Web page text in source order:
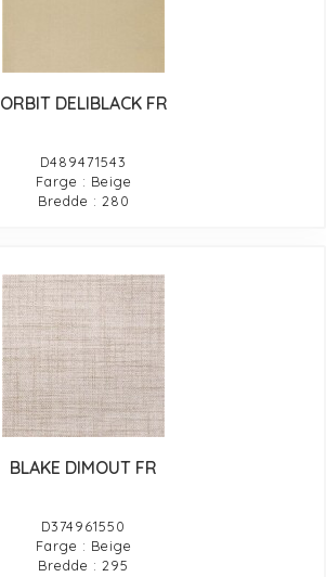
ORBIT DELIBLACK FR
D489471543
Farge : Beige
Bredde : 280
BLAKE DIMOUT FR
D374961550
Farge : Beige
Bredde : 295